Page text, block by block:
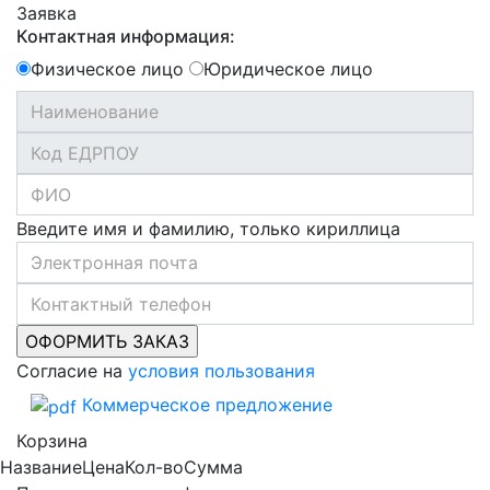
Заявка
Контактная информация:
Физическое лицо
Юридическое лицо
Введите имя и фамилию, только кириллица
Согласие на условия пользования
Коммерческое предложение
Корзина
НазваниеЦенаКол-воСумма